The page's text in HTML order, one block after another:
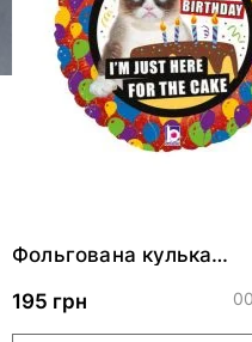
Фольгована кулька
ДР"
195 грн